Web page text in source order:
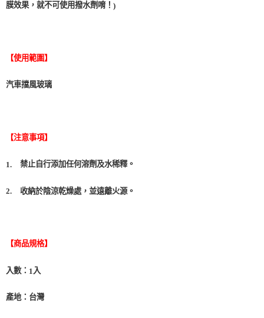
膜效果，就不可使用撥水劑唷！ )
【使用範圍】
汽車擋風玻璃
【注意事項】
1. 禁止自行添加任何溶劑及水稀釋。
2. 收納於陰涼乾燥處，並遠離火源。
【商品規格】
入數： 1 入
產地：台灣